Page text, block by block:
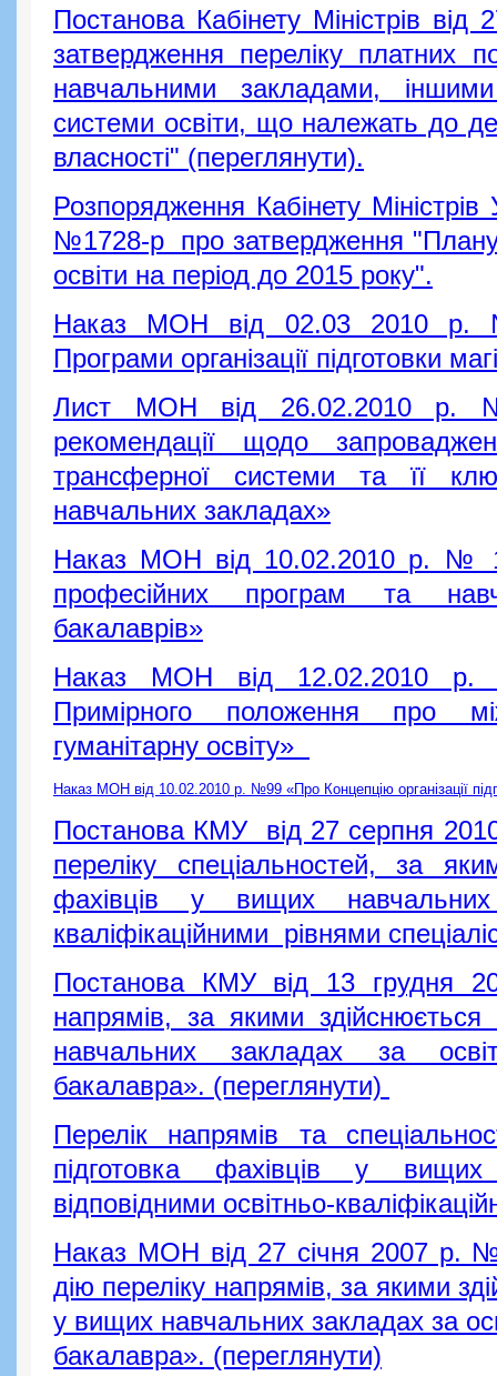
Постанова Кабінету Міністрів
затвердження переліку платних
навчальними закладами,
системи освіти, що належать до
власності" (переглянути).
Розпорядження Кабінету
№1728-р про затвердження "Плану
освіти на період до 2015 року".
Наказ МОН від 02.03 2010 р.
Програми організації підготовки
Лист МОН від 26.02.2010 р.
рекомендації щодо
трансферної системи та її
навчальних закладах»
Наказ МОН від 10.02.2010 р. №
професійних програм та
бакалаврів»
Наказ МОН від 12.02.2010 р.
Примірного положення про
гуманітарну освіту»
Наказ МОН від 10.02.2010 р. №99 «Про Концепцію організації
Постанова КМУ від 27 серпня
переліку спеціальностей, за
фахівців у вищих
кваліфікаційними рівнями
Постанова КМУ від 13 грудня
напрямів, за якими
навчальних закладах за
бакалавра». (переглянути)
Перелік напрямів та
підготовка фахівців у
відповідними освітньо-
Наказ МОН від 27 січня 2007 р.
дію переліку напрямів, за якими
у вищих навчальних закладах за
бакалавра». (переглянути)